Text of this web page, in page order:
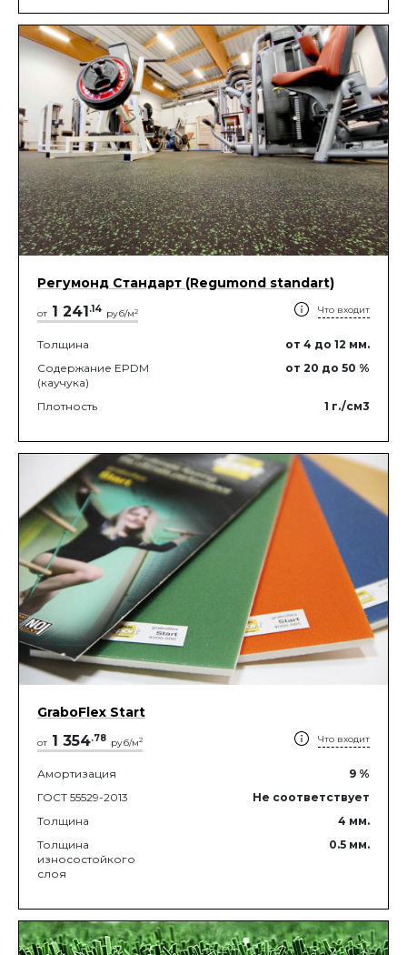
Регумонд Стандарт (Regumond standart)
от 1 241 .14 руб/м2 Что входит
Толщина от 4 до 12 мм.
Содержание EPDM
(каучука)
от 20 до 50 %
Плотность 1 г./см3
GraboFlex Start
от 1 354.78 руб/м2 Что входит
Амортизация 9 %
ГОСТ 55529-2013
Не соответствует
Толщина
4 мм.
Толщина
износостойкого
слоя
0.5 мм.